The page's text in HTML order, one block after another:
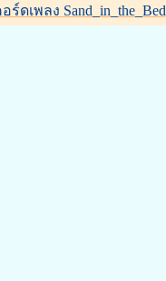
ร์ดเพลง Sand_in_the_Bed